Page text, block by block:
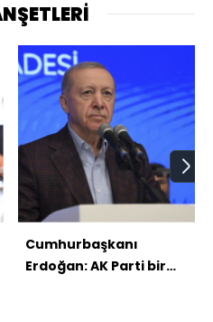
Cumhurbaşkanı
Erdoğan: AK Parti bir